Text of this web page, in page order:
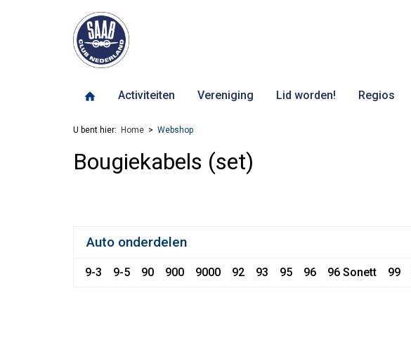
Activiteiten Vereniging Lid worden! Regios
U bent hier: Home Webshop
Bougiekabels (set)
Auto onderdelen
9-3 9-5 90 900 9000 92 93 95 96 96 Sonett 99